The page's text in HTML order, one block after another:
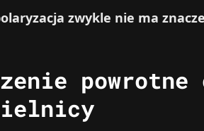
zwykle nie ma